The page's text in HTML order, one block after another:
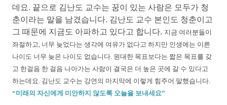
데요. 끝으로 김난도 교수는 꿈이 있는 사람은 모두가 청
춘이라는 말을 남겼습니다. 김난도 교수 본인도 청춘이고
그 때문에 지금도 아파하고 있다고 합니다. 지금 여러분들이
좌절하고, 너무 늦었다는 생각에 여유가 없다고 하지만 인생에는 이른
나이도 너무 늦은 나이도 없습니다. 원대한 목표보다는 짧은 목표를 갖
고 한걸음 한 걸음 나아가는 사람이 결국은 더 높은 곳에 갈 수 있다고
하는데요. 김난도 교수는 강연의 마지막에 이렇게 힘주어 말했습니다.
“미래의 자신에게 미안하지 않도록 오늘을 보내세요”